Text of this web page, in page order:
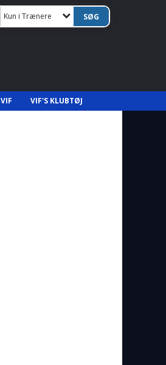
Kun i Trænere
VIF VIF'S KLUBTØJ